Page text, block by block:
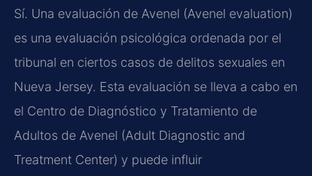
Sí. Una evaluación de Avenel (Avenel evaluation)
es una evaluación psicológica ordenada por el
tribunal en ciertos casos de delitos sexuales en
Nueva Jersey. Esta evaluación se lleva a cabo en
el Centro de Diagnóstico y Tratamiento de
Adultos de Avenel (Adult Diagnostic and
Treatment Center) y puede influir